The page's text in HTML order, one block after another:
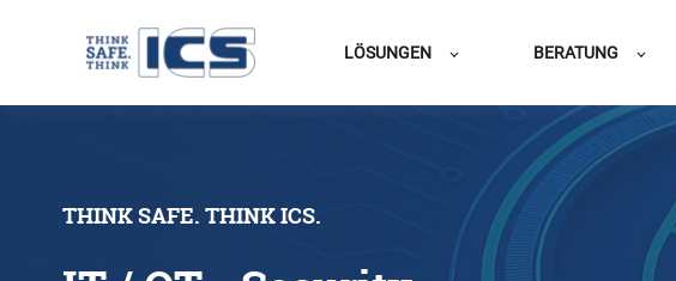
LÖSUNGEN BERATUNG
THINK SAFE. THINK ICS.